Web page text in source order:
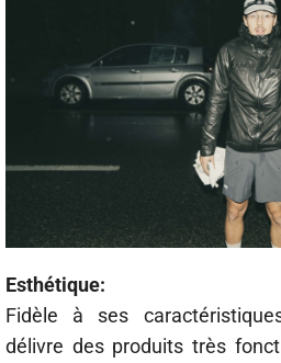
Esthétique:
Fidèle à ses
délivre des produits très